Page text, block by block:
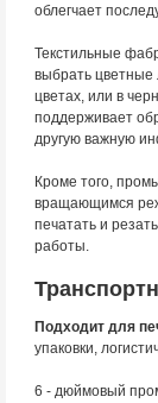
облегчает
Текстильные
выбрать цветные
цветах, или в
поддерживает
другую важную
Кроме того,
вращающимся
печатать и
работы.
Подходит для
упаковки,
6 - дюймовый